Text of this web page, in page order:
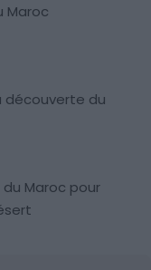
Maroc
découverte du
Maroc pour